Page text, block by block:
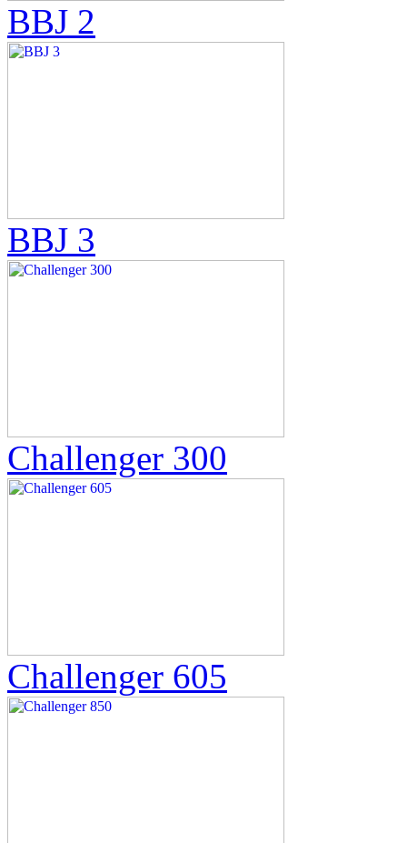
BBJ 2
BBJ 3
Challenger 300
Challenger 605